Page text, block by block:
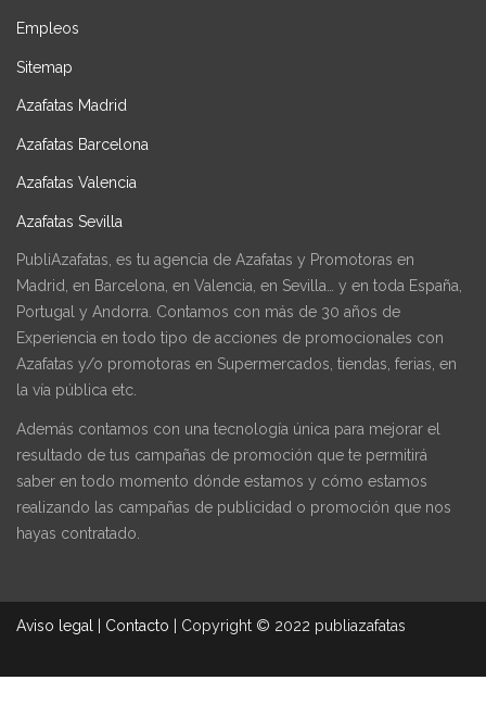
Empleos
Sitemap
Azafatas Madrid
Azafatas Barcelona
Azafatas Valencia
Azafatas Sevilla
PubliAzafatas, es tu agencia de Azafatas y Promotoras en
Madrid, en Barcelona, en Valencia, en Sevilla… y en toda España,
Portugal y Andorra. Contamos con más de 30 años de
Experiencia en todo tipo de acciones de promocionales con
Azafatas y/o promotoras en Supermercados, tiendas, ferias, en
la vía pública etc.
Además contamos con una tecnología única para mejorar el
resultado de tus campañas de promoción que te permitirá
saber en todo momento dónde estamos y cómo estamos
realizando las campañas de publicidad o promoción que nos
hayas contratado.
Aviso legal Contacto Copyright © 2022 publiazafatas